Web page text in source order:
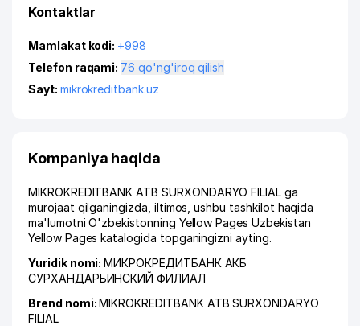
Kontaktlar
Mamlakat kodi: +998
Telefon raqami:
76 qo'ng'iroq qilish
Sayt: mikrokreditbank.uz
Kompaniya haqida
MIKROKREDITBANK ATB SURXONDARYO FILIAL ga
murojaat qilganingizda, iltimos, ushbu tashkilot haqida
ma'lumotni O'zbekistonning Yellow Pages Uzbekistan
Yellow Pages katalogida topganingizni ayting.
Yuridik nomi:МИКРОКРЕДИТБАНК АКБ
СУРХАНДАРЬИНСКИЙ ФИЛИАЛ
Brend nomi:MIKROKREDITBANK ATB SURXONDARYO
FILIAL